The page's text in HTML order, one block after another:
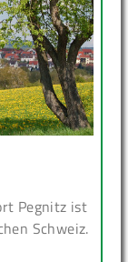
Pegnitz ist
Schweiz.